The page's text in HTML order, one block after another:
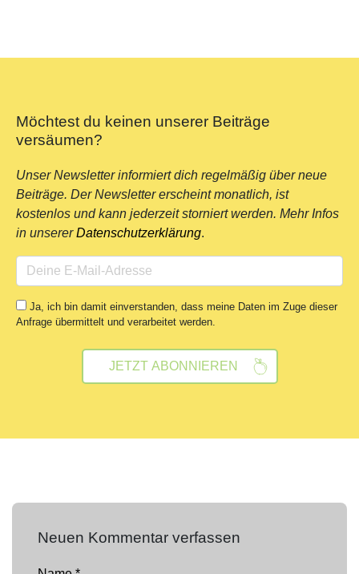
Möchtest du keinen unserer Beiträge
versäumen?
Unser Newsletter informiert dich regelmäßig über neue
Beiträge. Der Newsletter erscheint monatlich, ist
kostenlos und kann jederzeit storniert werden. Mehr Infos
in unsererDatenschutzerklärung.
Ja, ich bin damit einverstanden, dass meine Daten im Zuge dieser
Anfrage übermittelt und verarbeitet werden.
Neuen Kommentar verfassen